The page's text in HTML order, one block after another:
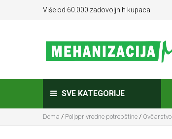
Više od 60.000 zadovoljnih kupaca
SVE KATEGORIJE
Doma / Poljoprivredne potrepštine / Ovčarstvo